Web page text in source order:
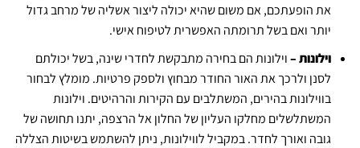
את הופעתכם, אם משום שהיא יכולה ליצור אשליה של מרחב גדול
יותר ואם בשל תרומתה האפשרית לטיפוח אישי.
וילונות –וילונות הם בחירה מתבקשת לחדרי שינה, בשל יכולתם
לסנן ולרכך את האור החודר מבחוץ ולספק פרטיות. מומלץ לבחור
בווילונות בהירים, המשתלבים עם הקירות והרהיטים. וילונות
המשתלשלים מחלקו העליון של החלון אל הרצפה, יתנו תחושה של
גובה ואורך לחדר. במקביל לווילונות, ניתן להשתמש בשיטות הצללה